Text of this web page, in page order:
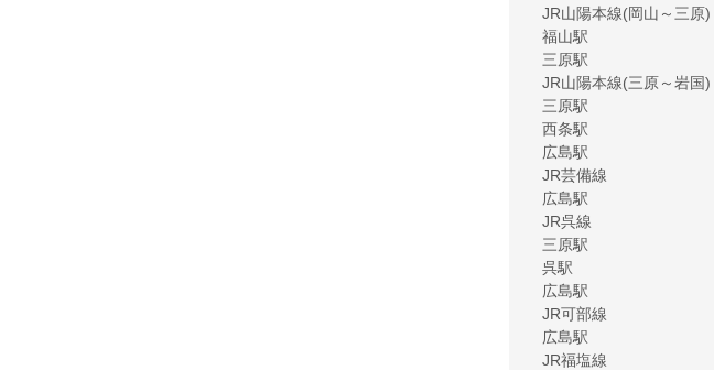
JR山陽本線(岡山～三原)
福山駅
三原駅
JR山陽本線(三原～岩国)
三原駅
西条駅
広島駅
JR芸備線
広島駅
JR呉線
三原駅
呉駅
広島駅
JR可部線
広島駅
JR福塩線